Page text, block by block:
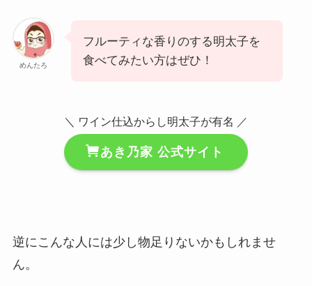
めんたろ
フルーティな香りのする明太子を
食べてみたい方はぜひ！
＼ ワイン仕込からし明太子が有名 ／
あき乃家 公式サイト
逆にこんな人には少し物足りないかもしれませ
ん。